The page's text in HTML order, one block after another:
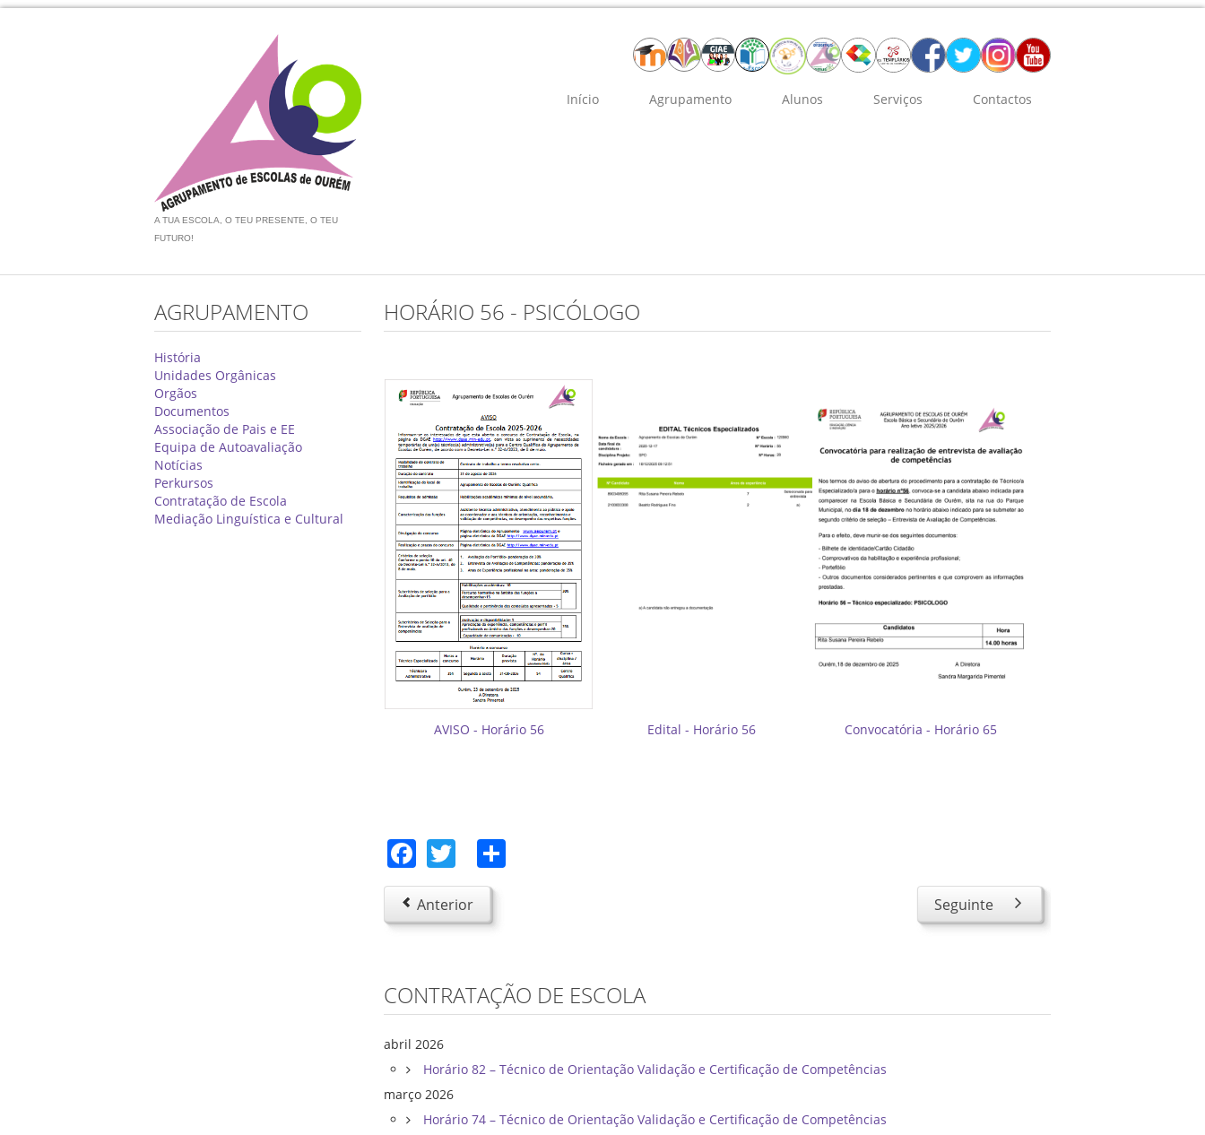
A TUA ESCOLA, O TEU PRESENTE, O TEU
FUTURO!
Início Agrupamento Alunos Serviços Contactos
AGRUPAMENTO
História
Unidades Orgânicas
Orgãos
Documentos
Associação de Pais e EE
Equipa de Autoavaliação
Notícias
Perkursos
Contratação de Escola
Mediação Linguística e Cultural
HORÁRIO 56 - PSICÓLOGO
AVISO - Horário 56 Edital - Horário 56 Convocatória - Horário 65
Facebook
Twitter
Anterior Seguinte
CONTRATAÇÃO DE ESCOLA
abril 2026
Horário 82 – Técnico de Orientação Validação e Certificação de Competências
março 2026
Horário 74 – Técnico de Orientação Validação e Certificação de Competências